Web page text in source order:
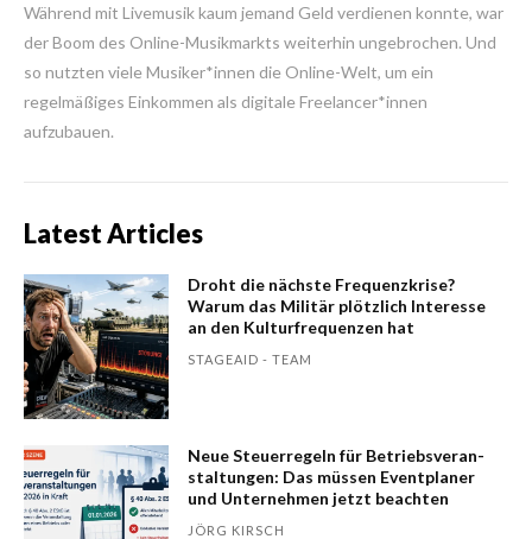
Während mit Livemusik kaum jemand Geld verdienen konnte, war
der Boom des Online-Musikmarkts weiterhin ungebrochen. Und
so nutzten viele Musiker*innen die Online-Welt, um ein
regelmäßiges Einkommen als digitale Freelancer*innen
aufzubauen.
Latest Articles
Droht die nächste Frequenzkrise?
Warum das Mili­tär plötzlich Inte­resse
an den Kultur­fre­quen­zen hat
STAGEAID - TEAM
Neue Steuerregeln für Betriebs­ver­an­
stal­tungen: Das müssen Event­planer
und Unter­nehmen jetzt beachten
JÖRG KIRSCH